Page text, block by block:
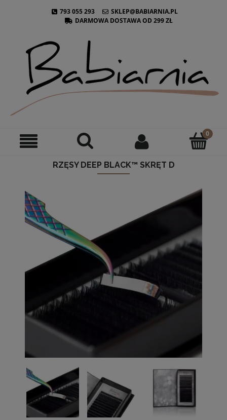
793 055 293
SKLEP@BABIARNIA.PL
DARMOWA DOSTAWA OD 299 ZŁ
RZĘSY DEEP BLACK™ SKRĘT D